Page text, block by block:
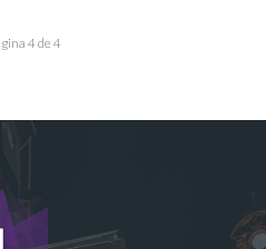
4 de 4